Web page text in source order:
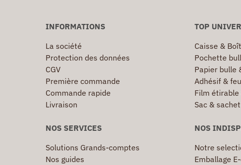
INFORMATIONS
La société
Protection des données
CGV
Première commande
Commande rapide
Livraison
TOP
Caisse &
Pochette
Papier bulle
Adhésif &
Film
Sac & sachet
NOS SERVICES
Solutions Grands-comptes
Nos guides
NOS
Notre
Emballage